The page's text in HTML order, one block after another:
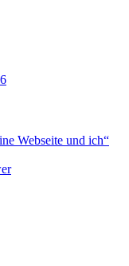
Webseite und ich“